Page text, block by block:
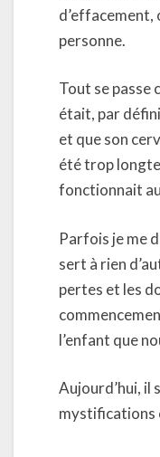
d’effacement,
personne.
Tout se passe
était, par
et que son
été trop
fonctionnait
Parfois je me
sert à rien
pertes et les
l’enfant que
Aujourd’hui, il
mystifications